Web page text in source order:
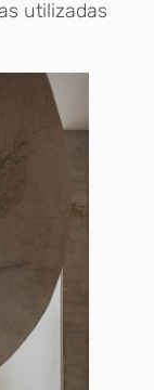
utilizadas